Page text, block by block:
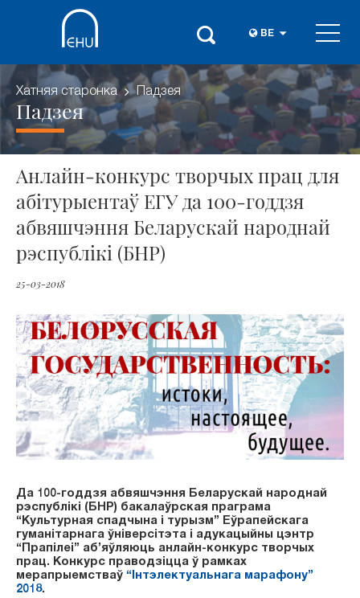
BE
Хатняя старонка Падзея
Падзея
Анлайн-конкурс творчых прац для
абітурыентаў ЕГУ да 100-годдзя
абвяшчэння Беларускай народнай
рэспублікі (БНР)
25-03-2018
Да 100-годдзя абвяшчэння Беларускай народнай
рэспублікі (БНР) бакалаўрская праграма
“Культурная спадчына і турызм” Еўрапейскага
гуманітарнага ўніверсітэта і адукацыйны цэнтр
“Прапілеі” аб’яўляюць анлайн-конкурс творчых
прац. Конкурс праводзіцца ў рамках
мерапрыемстваў “Інтэлектуальнага марафону”
2018.